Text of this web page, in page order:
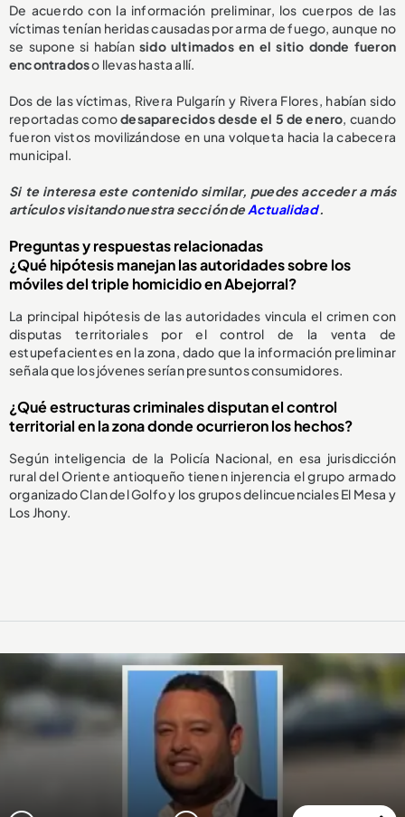
De acuerdo con la información preliminar, los cuerpos de las
víctimas tenían heridas causadas por arma de fuego, aunque no
se supone si habíansido ultimados en el sitio donde fueron
encontradoso llevas hasta allí.
Dos de las víctimas, Rivera Pulgarín y Rivera Flores, habían sido
reportadas comodesaparecidos desde el 5 de enero, cuando
fueron vistos movilizándose en una volqueta hacia la cabecera
municipal.
Si te interesa este contenido similar, puedes acceder a más
artículos visitando nuestra sección deActualidad.
Preguntas y respuestas relacionadas
¿Qué hipótesis manejan las autoridades sobre los
móviles del triple homicidio en Abejorral?
La principal hipótesis de las autoridades vincula el crimen con
disputas territoriales por el control de la venta de
estupefacientes en la zona, dado que la información preliminar
señala que los jóvenes serían presuntos consumidores.
¿Qué estructuras criminales disputan el control
territorial en la zona donde ocurrieron los hechos?
Según inteligencia de la Policía Nacional, en esa jurisdicción
rural del Oriente antioqueño tienen injerencia el grupo armado
organizado Clan del Golfo y los grupos delincuenciales El Mesa y
Los Jhony.